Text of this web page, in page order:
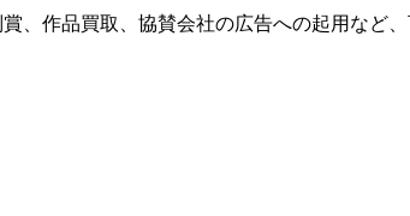
、作品買取、協賛会社の広告への起用など